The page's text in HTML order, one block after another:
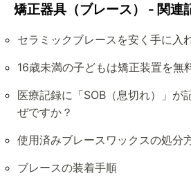
矯正器具（ブレース） - 関連
セラミックブレースを安く手に入
16歳未満の子どもは矯正装置を無
医療記録に「SOB（息切れ）」が
ぜですか？
使用済みブレースワックスの処分
ブレースの装着手順